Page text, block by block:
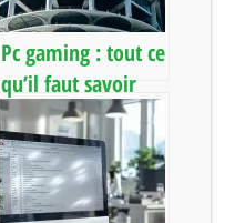
Pc gaming : tout ce
qu’il faut savoir
pour choisir son
matériel